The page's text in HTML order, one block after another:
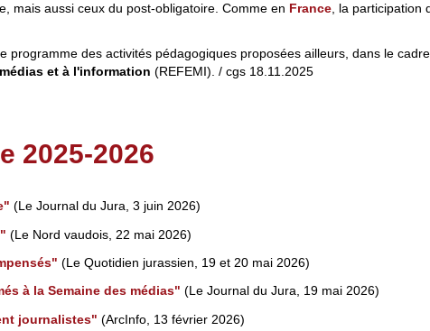
mais aussi ceux du post-obligatoire. Comme en France, la participation
programme des activités pédagogiques proposées ailleurs, dans le
et à l'information (REFEMI). / cgs 18.11.2025
2025-2026
(Le Journal du Jura, 3 juin 2026)
(Le Nord vaudois, 22 mai 2026)
(Le Quotidien jurassien, 19 et 20 mai 2026)
à la Semaine des médias" (Le Journal du Jura, 19 mai 2026)
journalistes" (ArcInfo, 13 février 2026)